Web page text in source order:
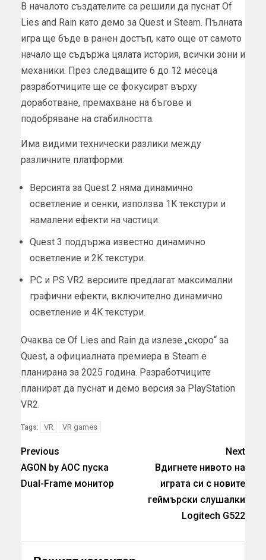
В началото създателите са решили да пуснат Of
Lies and Rain като демо за Quest и Steam. Пълната
игра ще бъде в ранен достъп, като още от самото
начало ще съдържа цялата история, всички зони и
механики. През следващите 6 до 12 месеца
разработчиците ще се фокусират върху
доработване, премахване на бъгове и
подобряване на стабилността.
Има видими технически разлики между
различните платформи:
Версията за Quest 2 няма динамично
осветление и сенки, използва 1K текстури и
намалени ефекти на частици.
Quest 3 поддържа известно динамично
осветление и 2K текстури.
PC и PS VR2 версиите предлагат максимални
графични ефекти, включително динамично
осветление и 4K текстури.
Очаква се Of Lies and Rain да излезе „скоро“ за
Quest, а официалната премиера в Steam е
планирана за 2025 година. Разработчиците
планират да пуснат и демо версия за PlayStation
VR2.
Tags: VR VR games
Previous
AGON by AOC пуска
Dual-Frame монитор
Next
Вдигнете нивото на
играта си с новите
геймърски слушалки
Logitech G522